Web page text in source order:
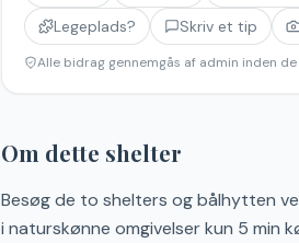
Legeplads?
Skriv et tip
Alle bidrag gennemgås af admin inden de
Om dette shelter
Besøg de to shelters og bålhytten
i naturskønne omgivelser kun 5 min